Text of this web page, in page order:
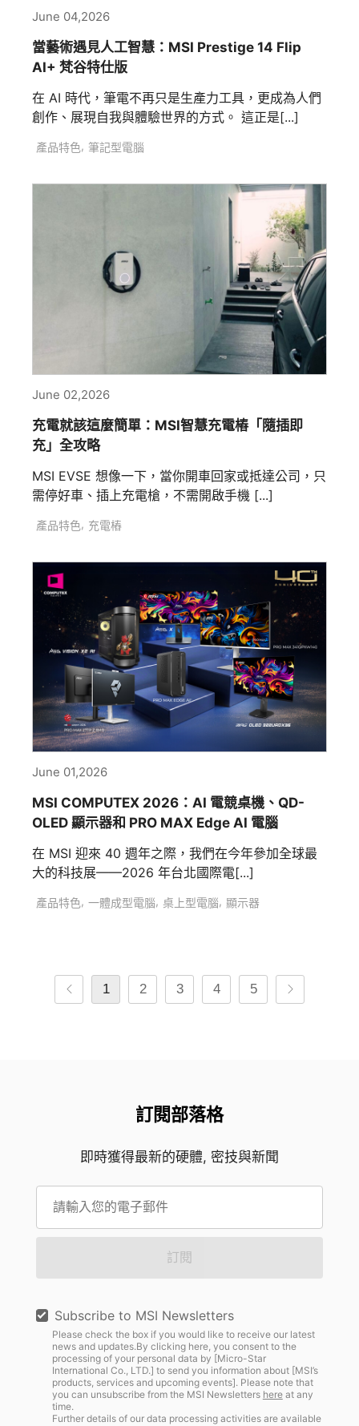
June 04,2026
當藝術遇見人工智慧：MSI Prestige 14 Flip
AI+ 梵谷特仕版
在 AI 時代，筆電不再只是生產力工具，更成為人們
創作、展現自我與體驗世界的方式。 這正是[...]
產品特色, 筆記型電腦
June 02,2026
充電就該這麼簡單：MSI智慧充電樁「隨插即
充」全攻略
MSI EVSE 想像一下，當你開車回家或抵達公司，只
需停好車、插上充電槍，不需開啟手機 [...]
產品特色, 充電樁
June 01,2026
MSI COMPUTEX 2026：AI 電競桌機、QD-
OLED 顯示器和 PRO MAX Edge AI 電腦
在 MSI 迎來 40 週年之際，我們在今年參加全球最
大的科技展——2026 年台北國際電[...]
產品特色, 一體成型電腦, 桌上型電腦, 顯示器
1 2 3 4 5
訂閱部落格
即時獲得最新的硬體, 密技與新聞
訂閱
Subscribe to MSI Newsletters
Please check the box if you would like to receive our latest
news and updates.By clicking here, you consent to the
processing of your personal data by [Micro-Star
International Co., LTD.] to send you information about [MSI’s
products, services and upcoming events]. Please note that
you can unsubscribe from the MSI Newsletters hereat any
time.
Further details of our data processing activities are available